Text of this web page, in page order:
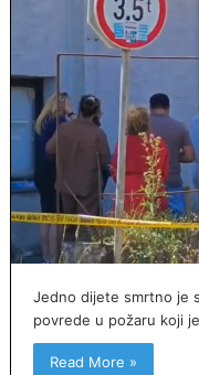
Jedno dijete smrtno je
povrede u požaru koji
Read More »